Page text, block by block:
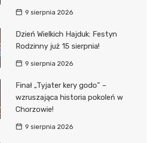
9 sierpnia 2026
Dzień Wielkich Hajduk: Festyn
Rodzinny już 15 sierpnia!
9 sierpnia 2026
Finał „Tyjater kery godo” –
wzruszająca historia pokoleń w
Chorzowie!
9 sierpnia 2026